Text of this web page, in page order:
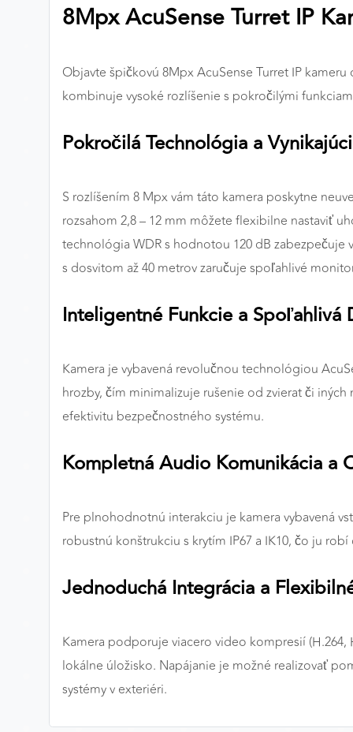
8Mpx AcuSense Turret IP
Objavte špičkovú 8Mpx AcuSense Turret IP
kombinuje vysoké rozlíšenie s pokročilými
Pokročilá Technológia a
S rozlíšením 8 Mpx vám táto kamera poskytne
rozsahom 2,8 – 12 mm môžete flexibilne nastaviť
technológia WDR s hodnotou 120 dB zabezpečuje
s dosvitom až 40 metrov zaručuje spoľahlivé
Inteligentné Funkcie a Spoľahlivá
Kamera je vybavená revolučnou technológiou
hrozby, čím minimalizuje rušenie od zvierat či
efektivitu bezpečnostného systému.
Kompletná Audio Komunikácia a
Pre plnohodnotnú interakciu je kamera vybavená
robustnú konštrukciu s krytím IP67 a IK10, čo ju
Jednoduchá Integrácia a
Kamera podporuje viacero video kompresií (H.264,
lokálne úložisko. Napájanie je možné realizovať
systémy v exteriéri.
Preferenčné cookies
ANALYTICKÉ COOKIES
nášho webu. Ich pomocou určujeme počet návštev a
zdroje návštev našich webových stránok. Dáta získané
konkrétnych používateľov nášho webu. Vďaka týmto
cookies môžeme optimalizovať výkon a funkčnosť
našich stránok.
Poskytovateľ: Google
MARKETINGOVÉ COOKIES
Marketingové cookies sa používajú na sledovanie
správania používateľov naprieč webovými stránkami.
relevantnú reklamu, a to na našom webe aj v
reklamných sieťach tretích strán.
Google Ads
Poskytovateľ: Google